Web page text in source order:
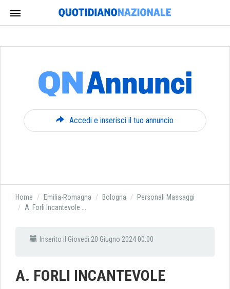
Accedi e inserisci il tuo annuncio
Home Emilia-Romagna Bologna
Personali Massaggi
A. Forli Incantevole ...
Inserito il Giovedì 20 Giugno 2024 00:00
A. FORLI INCANTEVOLE